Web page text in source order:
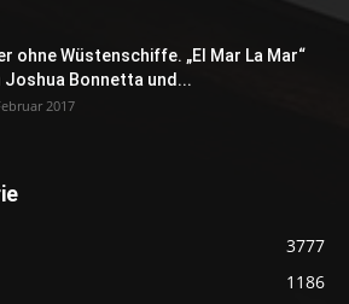
ohne Wüstenschiffe. „El Mar La Mar“
Joshua Bonnetta und...
2017
3777
1186